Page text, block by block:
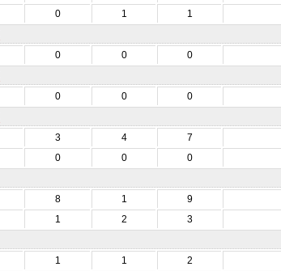
0 1
1
0 0
0
0 0
0
3 4
7
0 0
0
8 1
9
1 2
3
1 1
2